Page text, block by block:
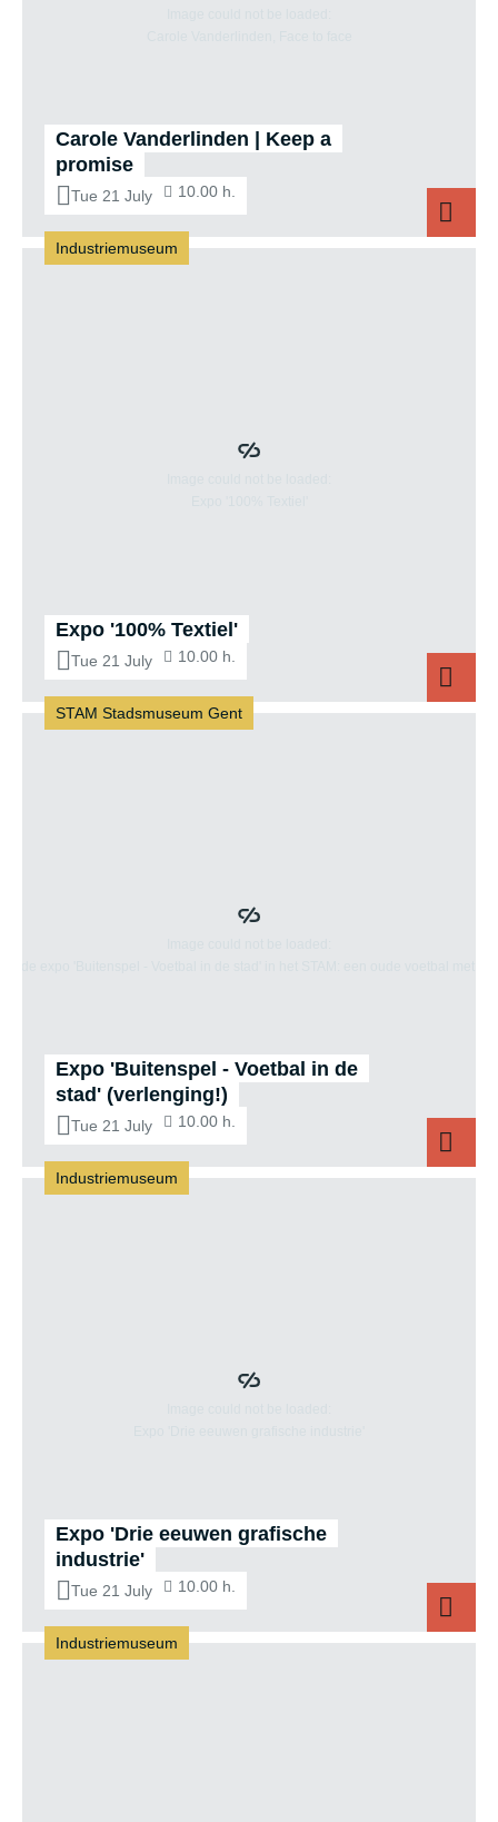
Carole Vanderlinden | Keep a
promise
Tue 21 July 10.00 h.
Expo '100% Textiel'
Tue 21 July 10.00 h.
Industriemuseum
Expo '100%
Expo 'Buitenspel - Voetbal in de
stad' (verlenging!)
Tue 21 July 10.00 h.
STAM Stadsmuseum Gent
Expo 'Drie eeuwen grafische
industrie'
Tue 21 July 10.00 h.
Industriemuseum
Industriemuseum